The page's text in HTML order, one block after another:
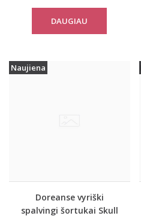
DAUGIAU
Naujiena
Doreanse vyriški
spalvingi šortukai Skull